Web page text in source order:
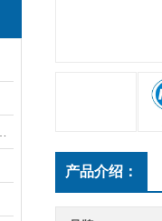
产品介绍：